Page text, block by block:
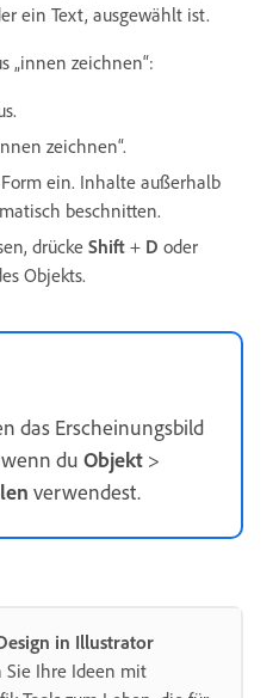
ein Text, ausgewählt ist.
„innen zeichnen“:
zeichnen“.
ein. Inhalte außerhalb
beschnitten.
drücke Shift + D oder
Objekts.
das Erscheinungsbild
du Objekt >
verwendest.
in Illustrator
Sie Ihre Ideen mit